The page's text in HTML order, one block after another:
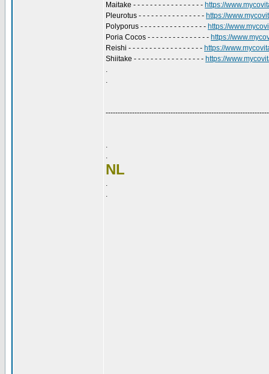
Maitake - - - - - - - - - - - - - - - - - https://
Pleurotus - - - - - - - - - - - - - - - - https://
Polyporus - - - - - - - - - - - - - - - - https://
Poria Cocos - - - - - - - - - - - - - - - https://
Reishi - - - - - - - - - - - - - - - - - - https://
Shiitake - - - - - - - - - - - - - - - - - https://
.
.
.
.
NL
.
.